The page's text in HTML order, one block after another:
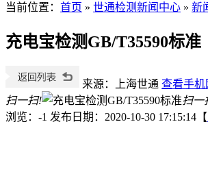
当前位置 ： 首页 » 世通检测新闻中心 » 新
充电宝检测GB/T35590标准
来源：上海世通 查看手机
扫一扫!
扫一
浏览：-1 发布日期：2020-10-30 17:15:14【